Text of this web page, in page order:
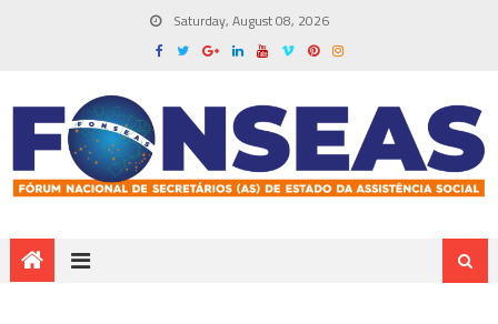
Saturday, August 08, 2026